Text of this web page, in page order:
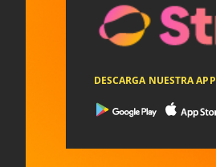
DESCARGA NUESTRA APP